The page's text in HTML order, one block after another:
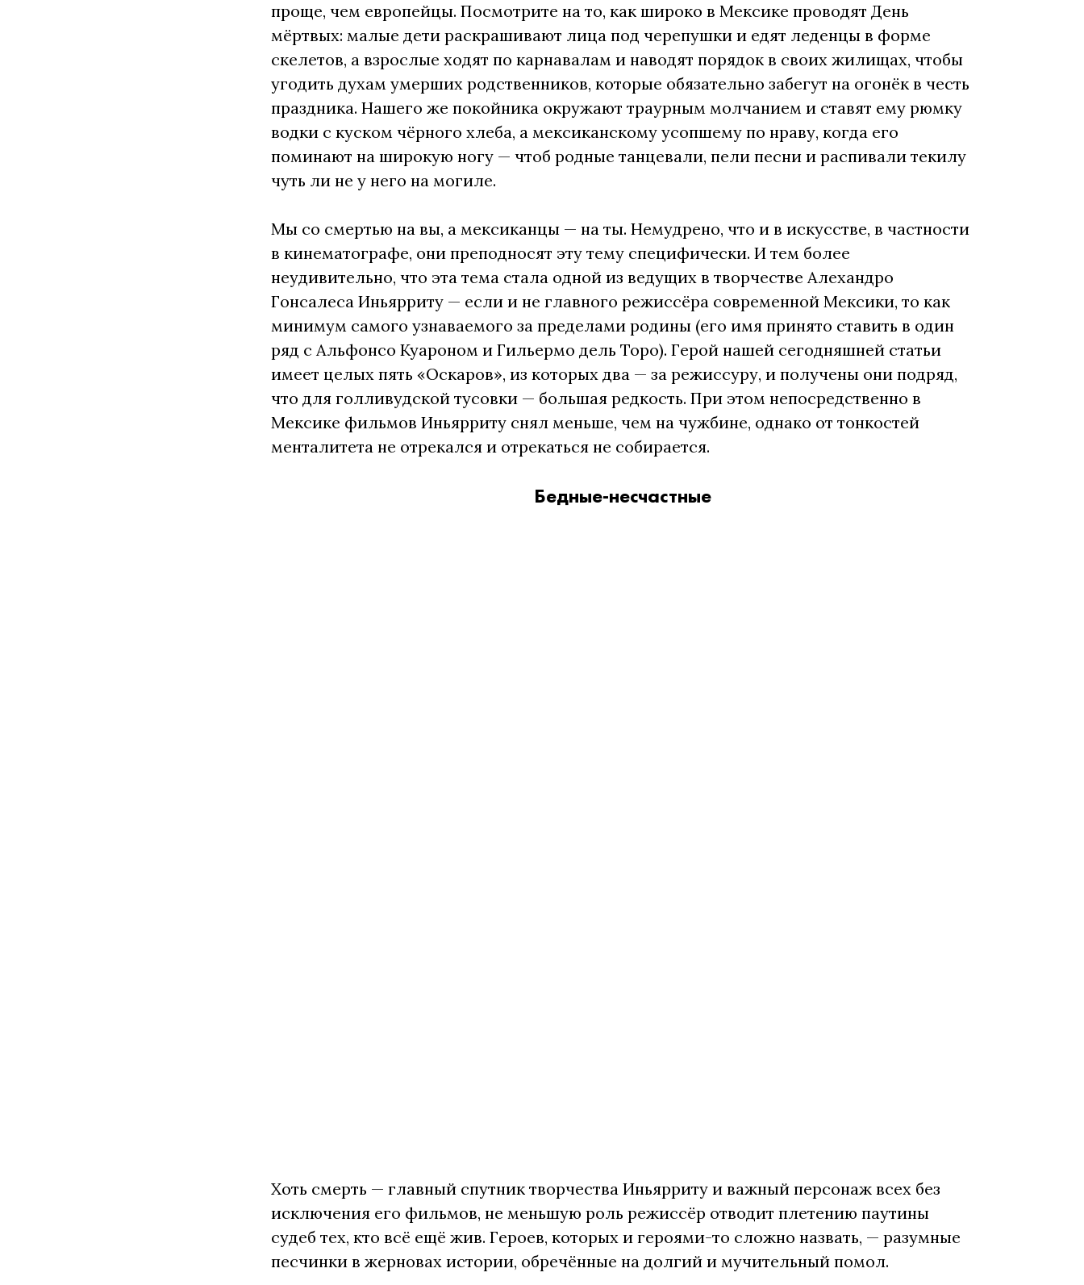
проще, чем европейцы. Посмотрите на то, как широко в Мексике проводят День
мёртвых: малые дети раскрашивают лица под черепушки и едят леденцы в форме
скелетов, а взрослые ходят по карнавалам и наводят порядок в своих жилищах, чтобы
угодить духам умерших родственников, которые обязательно забегут на огонёк в честь
праздника. Нашего же покойника окружают траурным молчанием и ставят ему рюмку
водки с куском чёрного хлеба, а мексиканскому усопшему по нраву, когда его
поминают на широкую ногу — чтоб родные танцевали, пели песни и распивали текилу
чуть ли не у него на могиле.
Мы со смертью на вы, а мексиканцы — на ты. Немудрено, что и в искусстве, в частности
в кинематографе, они преподносят эту тему специфически. И тем более
неудивительно, что эта тема стала одной из ведущих в творчестве Алехандро
Гонсалеса Иньярриту — если и не главного режиссёра современной Мексики, то как
минимум самого узнаваемого за пределами родины (его имя принято ставить в один
ряд с Альфонсо Куароном и Гильермо дель Торо). Герой нашей сегодняшней статьи
имеет целых пять «Оскаров», из которых два — за режиссуру, и получены они подряд,
что для голливудской тусовки — большая редкость. При этом непосредственно в
Мексике фильмов Иньярриту снял меньше, чем на чужбине, однако от тонкостей
менталитета не отрекался и отрекаться не собирается.
Бедные-несчастные
Хоть смерть — главный спутник творчества Иньярриту и важный персонаж всех без
исключения его фильмов, не меньшую роль режиссёр отводит плетению паутины
судеб тех, кто всё ещё жив. Героев, которых и героями-то сложно назвать, — разумные
песчинки в жерновах истории, обречённые на долгий и мучительный помол.